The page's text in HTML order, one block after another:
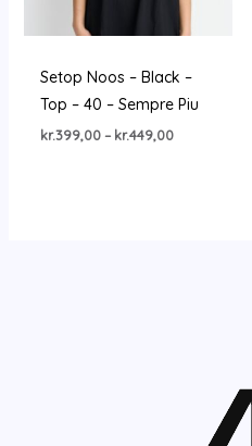
Setop Noos – Black –
Top – 40 – Sempre Piu
kr.399,00 – kr.449,00Prisinterval: